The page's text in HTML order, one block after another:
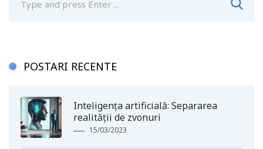
POSTARI RECENTE
Inteligența artificială: Separarea
realității de zvonuri
15/03/2023